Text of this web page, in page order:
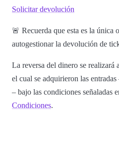
Solicitar devolución
🚨 Recuerda que esta es la única
autogestionar la devolución de
La reversa del dinero se realizará
el cual se adquirieron las
– bajo las condiciones señaladas
Condiciones.